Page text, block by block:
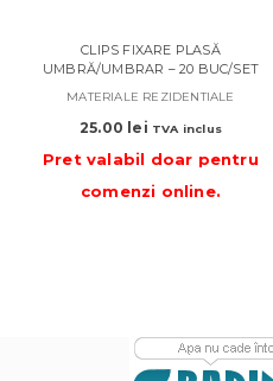
CLIPS FIXARE PLASĂ
UMBRĂ/UMBRAR – 20 BUC/SET
MATERIALE REZIDENTIALE
25.00 lei TVA inclus
Pret valabil doar pentru
comenzi online.